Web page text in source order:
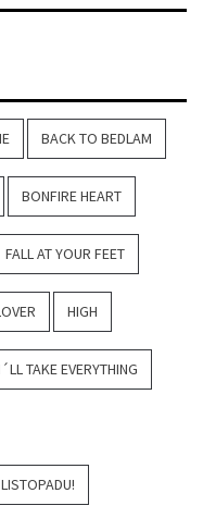
BACK TO BEDLAM
BONFIRE HEART
FALL AT YOUR FEET
HIGH
TAKE EVERYTHING